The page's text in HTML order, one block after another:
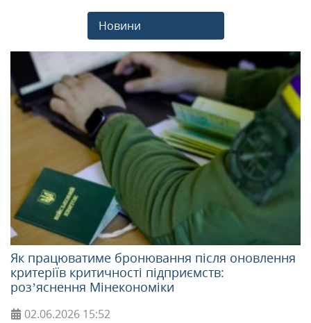
Новини
Як працюватиме бронювання після оновлення
критеріїв критичності підприємств:
роз’яснення Мінекономіки
02.06.2026 15:52
ГРОМАДСЬКОСТІ
МІЖНАРОДНА СПІВПРАЦЯ
ТУРИСТУ
МЕДІА
КОНТАКТИ